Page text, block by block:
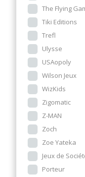
The Flying
Tiki Editions
Trefl
Ulysse
USAopoly
Wilson Jeux
WizKids
Zigomatic
Z-MAN
Zoch
Zoe Yateka
Jeux de
Porteur